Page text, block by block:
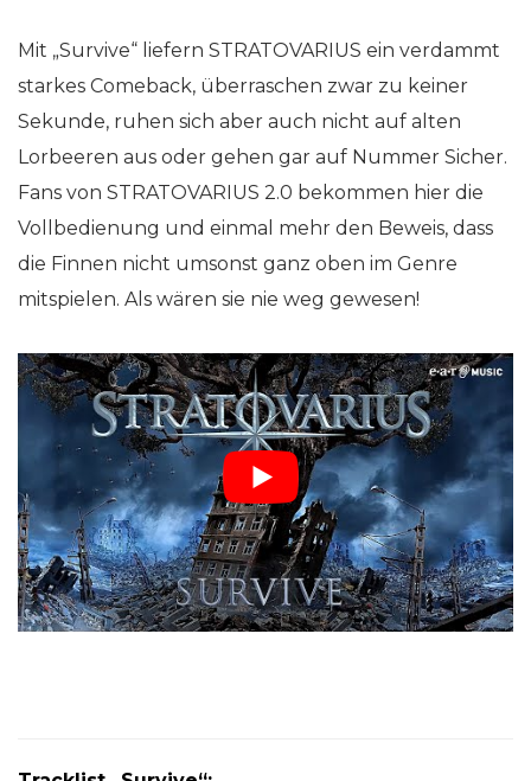
Mit „Survive“ liefern STRATOVARIUS ein verdammt
starkes Comeback, überraschen zwar zu keiner
Sekunde, ruhen sich aber auch nicht auf alten
Lorbeeren aus oder gehen gar auf Nummer Sicher.
Fans von STRATOVARIUS 2.0 bekommen hier die
Vollbedienung und einmal mehr den Beweis, dass
die Finnen nicht umsonst ganz oben im Genre
mitspielen. Als wären sie nie weg gewesen!